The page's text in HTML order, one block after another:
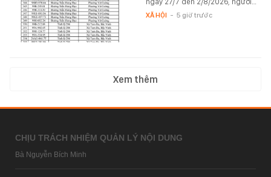
XÃ HỘI - 5 giờ trước
Xem thêm
CHỊU TRÁCH NHIỆM QUẢN LÝ NỘI DUNG
Bà Nguyễn Bích Minh